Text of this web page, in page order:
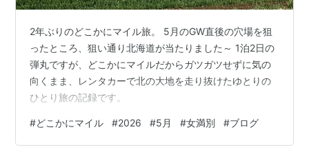
2年ぶりのどこかにマイル旅。 5月のGW直後の穴場を狙
ったところ、狙い通り北海道が当たりました～ 1泊2日の
弾丸ですが、どこかにマイルだからガツガツせずに気の
向くまま、レンタカーで北の大地を走り抜けたゆとりの
ひとり旅の記録です。
#どこかにマイル #2026 #5月 #女満別 #ブログ